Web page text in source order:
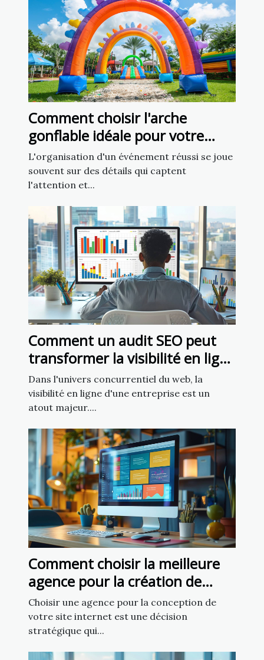
Comment choisir l'arche
gonflable idéale pour votre
prochain événement ?
L'organisation d'un événement réussi se joue
souvent sur des détails qui captent
l'attention et...
Comment un audit SEO peut
transformer la visibilité en ligne
de votre entreprise
Dans l'univers concurrentiel du web, la
visibilité en ligne d'une entreprise est un
atout majeur....
Comment choisir la meilleure
agence pour la création de
votre site internet
Choisir une agence pour la conception de
votre site internet est une décision
stratégique qui...